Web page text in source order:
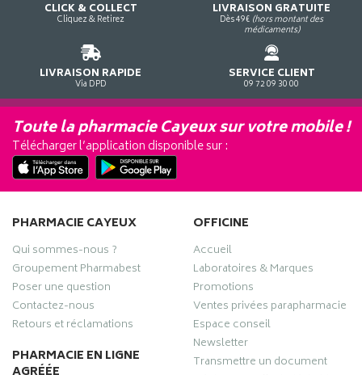
CLICK & COLLECT
Cliquez & Retirez
LIVRAISON GRATUITE
Dès 49€ (hors montant des
médicaments)
LIVRAISON RAPIDE
Via DPD
SERVICE CLIENT
09 72 09 30 00
Toute la pharmacie Cayeux sur votre mobile !
Télécharger l’application disponible sur :
PHARMACIE CAYEUX
Qui sommes-nous ?
Groupement Pharmabest
Poser une question
Contactez-nous
Retours et réclamations
PHARMACIE EN LIGNE
OFFICINE
Accueil
Laboratoires & Marques
Promotions
Ventes privées parapharmacie
Espace conseil
Newsletter
Transmettre un document